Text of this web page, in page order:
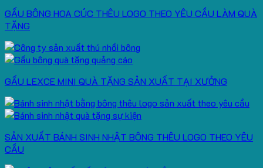
GẤU BÔNG HOA CÚC THÊU LOGO THEO YÊU CẦU LÀM QUÀ
TẶNG
GẤU LEXCE MINI QUÀ TẶNG SẢN XUẤT TẠI XƯỞNG
SẢN XUẤT BÁNH SINH NHẬT BÔNG THÊU LOGO THEO YÊU
CẦU